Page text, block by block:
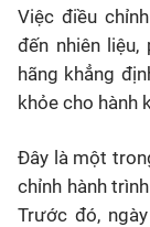
Việc điều
đến nhiên liệu,
hãng khẳng
khỏe cho hành
Đây là một
chỉnh hành
Trước đó,